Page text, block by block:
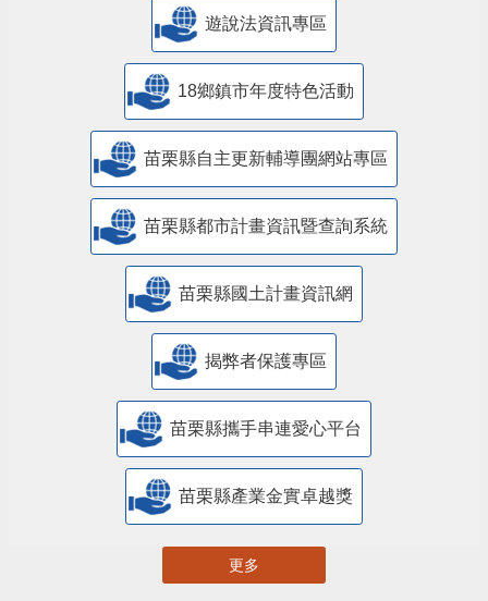
遊說法資訊專區
18鄉鎮市年度特色活動
苗栗縣自主更新輔導團網站專區
苗栗縣都市計畫資訊暨查詢系統
苗栗縣國土計畫資訊網
揭弊者保護專區
苗栗縣攜手串連愛心平台
苗栗縣產業金實卓越獎
更多